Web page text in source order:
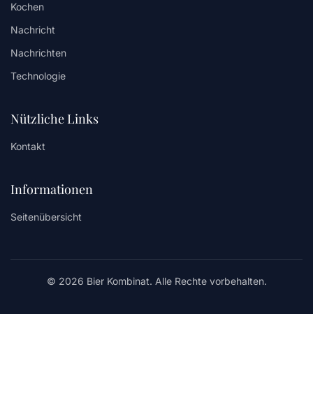
Kochen
Nachricht
Nachrichten
Technologie
Nützliche Links
Kontakt
Informationen
Seitenübersicht
© 2026 Bier Kombinat. Alle Rechte vorbehalten.